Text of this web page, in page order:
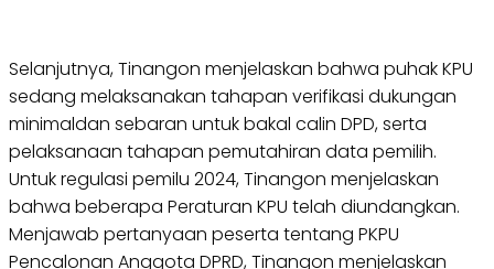
Selanjutnya, Tinangon menjelaskan bahwa puhak KPU
sedang melaksanakan tahapan verifikasi dukungan
minimaldan sebaran untuk bakal calin DPD, serta
pelaksanaan tahapan pemutahiran data pemilih.
Untuk regulasi pemilu 2024, Tinangon menjelaskan
bahwa beberapa Peraturan KPU telah diundangkan.
Menjawab pertanyaan peserta tentang PKPU
Pencalonan Anggota DPRD, Tinangon menjelaskan